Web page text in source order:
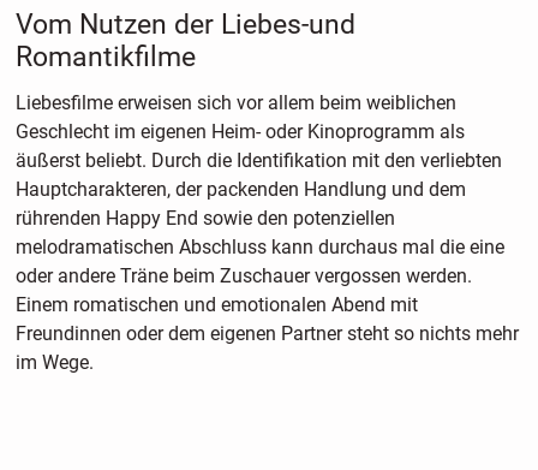
Vom Nutzen der Liebes-und
Romantikfilme
Liebesfilme erweisen sich vor allem beim weiblichen
Geschlecht im eigenen Heim- oder Kinoprogramm als
äußerst beliebt. Durch die Identifikation mit den verliebten
Hauptcharakteren, der packenden Handlung und dem
rührenden Happy End sowie den potenziellen
melodramatischen Abschluss kann durchaus mal die eine
oder andere Träne beim Zuschauer vergossen werden.
Einem romatischen und emotionalen Abend mit
Freundinnen oder dem eigenen Partner steht so nichts mehr
im Wege.